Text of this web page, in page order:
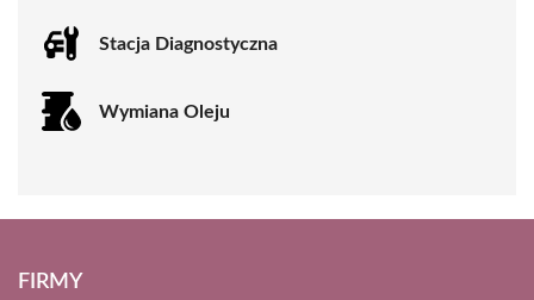
Stacja Diagnostyczna
Wymiana Oleju
FIRMY